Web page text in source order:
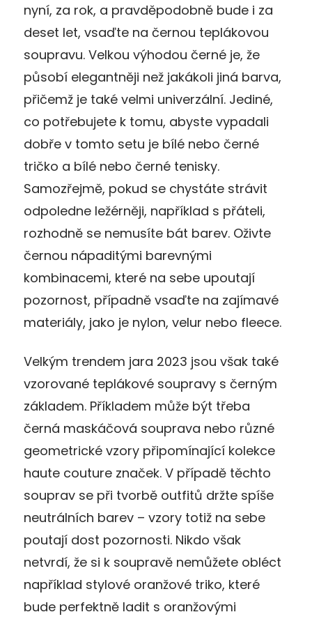
nyní, za rok, a pravděpodobně bude i za
deset let, vsaďte na černou teplákovou
soupravu. Velkou výhodou černé je, že
působí elegantněji než jakákoli jiná barva,
přičemž je také velmi univerzální. Jediné,
co potřebujete k tomu, abyste vypadali
dobře v tomto setu je bílé nebo černé
tričko a bílé nebo černé tenisky.
Samozřejmě, pokud se chystáte strávit
odpoledne ležérněji, například s přáteli,
rozhodně se nemusíte bát barev. Oživte
černou nápaditými barevnými
kombinacemi, které na sebe upoutají
pozornost, případně vsaďte na zajímavé
materiály, jako je nylon, velur nebo fleece.
Velkým trendem jara 2023 jsou však také
vzorované teplákové soupravy s černým
základem. Příkladem může být třeba
černá maskáčová souprava nebo různé
geometrické vzory připomínající kolekce
haute couture značek. V případě těchto
souprav se při tvorbě outfitů držte spíše
neutrálních barev – vzory totiž na sebe
poutají dost pozornosti. Nikdo však
netvrdí, že si k soupravě nemůžete obléct
například stylové oranžové triko, které
bude perfektně ladit s oranžovými